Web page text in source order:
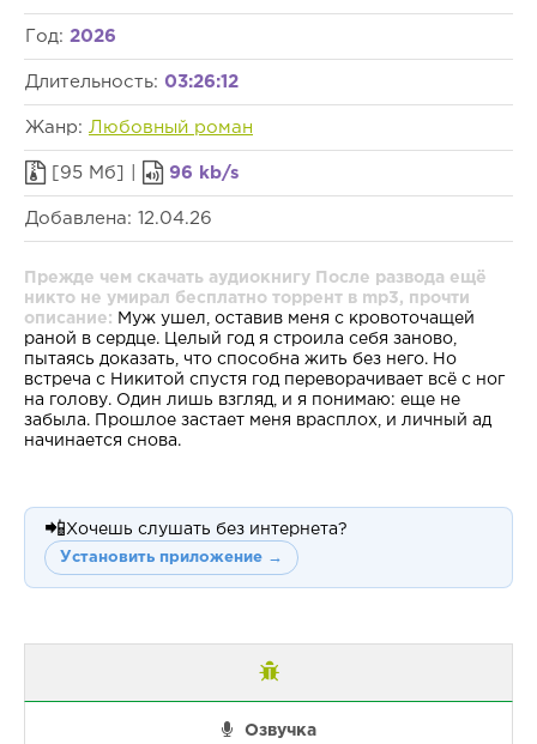
Год: 2026
Длительность: 03:26:12
Жанр: Любовный роман
[95 Мб] | 96 kb/s
Добавлена: 12.04.26
Прежде чем скачать аудиокнигу После развода ещё
никто не умирал бесплатно торрент в mp3, прочти
описание: Муж ушел, оставив меня с кровоточащей
раной в сердце. Целый год я строила себя заново,
пытаясь доказать, что способна жить без него. Но
встреча с Никитой спустя год переворачивает всё с ног
на голову. Один лишь взгляд, и я понимаю: еще не
забыла. Прошлое застает меня врасплох, и личный ад
начинается снова.
📲 Хочешь слушать без интернета?
Установить приложение →
Озвучка